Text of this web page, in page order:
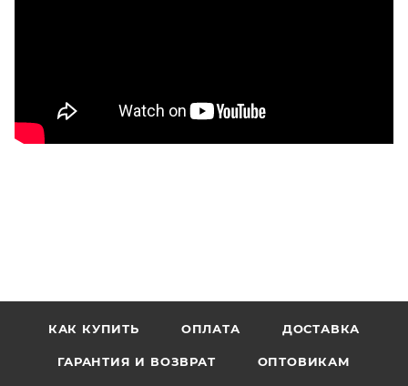
КАК КУПИТЬ ОПЛАТА ДОСТАВКА
ГАРАНТИЯ И ВОЗВРАТ ОПТОВИКАМ